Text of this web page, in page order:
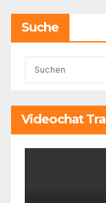
Suche
Videochat